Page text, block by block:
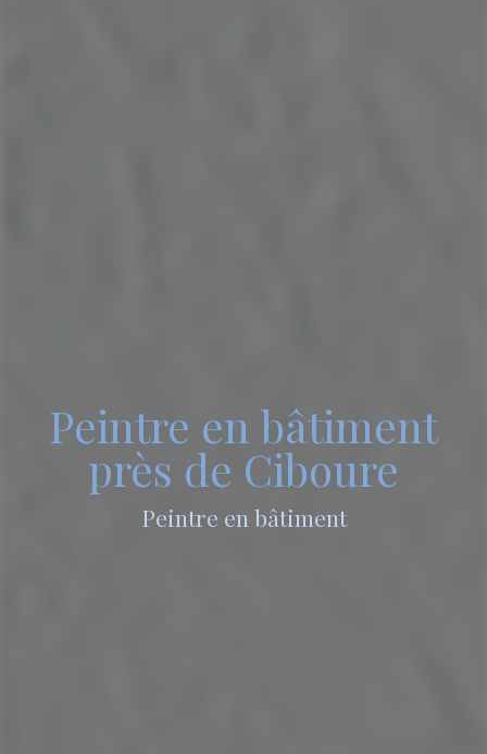
Peintre en bâtiment
près de Ciboure
Peintre en bâtiment